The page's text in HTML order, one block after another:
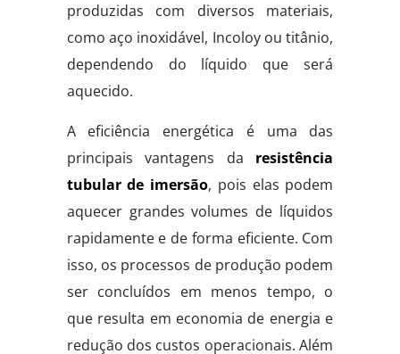
produzidas com diversos materiais,
como aço inoxidável, Incoloy ou titânio,
dependendo do líquido que será
aquecido.
A eficiência energética é uma das
principais vantagens da resistência
tubular de imersão, pois elas podem
aquecer grandes volumes de líquidos
rapidamente e de forma eficiente. Com
isso, os processos de produção podem
ser concluídos em menos tempo, o
que resulta em economia de energia e
redução dos custos operacionais. Além